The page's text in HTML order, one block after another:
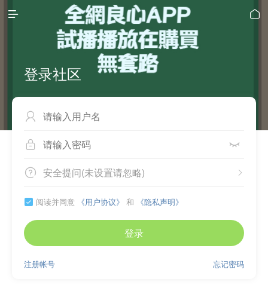
 
登录社区

 
 
安全提问(未设置请忽略)
 阅读并同意 《用户协议》 和 《隐私声明》
登录
忘记密码
注册帐号